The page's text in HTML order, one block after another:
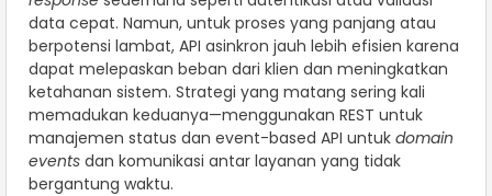
data cepat. Namun, untuk proses yang panjang atau
berpotensi lambat, API asinkron jauh lebih efisien karena
dapat melepaskan beban dari klien dan meningkatkan
ketahanan sistem. Strategi yang matang sering kali
memadukan keduanya—menggunakan REST untuk
manajemen status dan event-based API untuk domain
events dan komunikasi antar layanan yang tidak
bergantung waktu.